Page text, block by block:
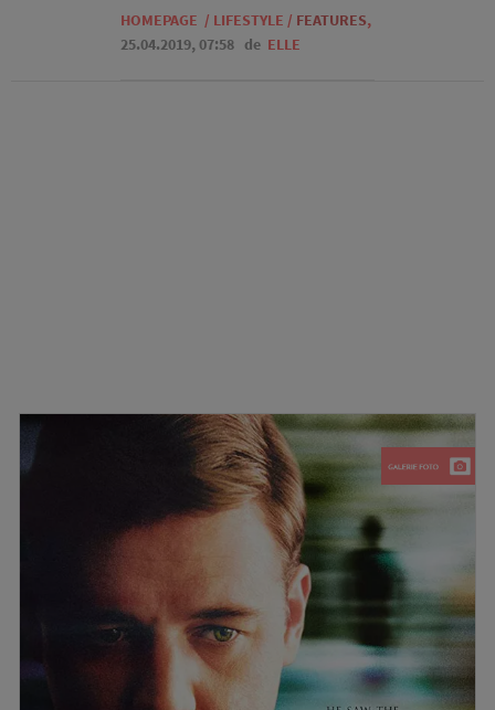
HOMEPAGE / LIFESTYLE / FEATURES,
25.04.2019, 07:58 de ELLE